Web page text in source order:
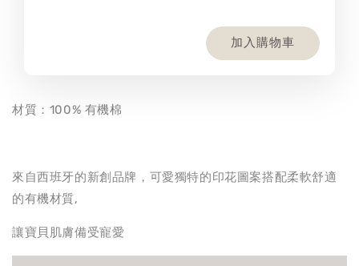
加入購物車
材質：100% 有機棉
來自西班牙的新創品牌，可愛獨特的印花圖案搭配柔軟舒適
的有機材質,
讓寶貝肌膚備受寵愛